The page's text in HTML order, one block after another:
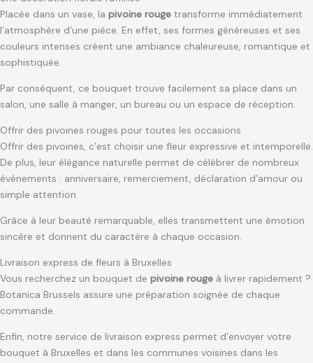
Placée dans un vase, la pivoine rouge transforme immédiatement
l’atmosphère d’une pièce. En effet, ses formes généreuses et ses
couleurs intenses créent une ambiance chaleureuse, romantique et
sophistiquée.
Par conséquent, ce bouquet trouve facilement sa place dans un
salon, une salle à manger, un bureau ou un espace de réception.
Offrir des pivoines rouges pour toutes les occasions
Offrir des pivoines, c’est choisir une fleur expressive et intemporelle.
De plus, leur élégance naturelle permet de célébrer de nombreux
événements : anniversaire, remerciement, déclaration d’amour ou
simple attention.
Grâce à leur beauté remarquable, elles transmettent une émotion
sincère et donnent du caractère à chaque occasion.
Livraison express de fleurs à Bruxelles
Vous recherchez un bouquet de pivoine rouge à livrer rapidement ?
Botanica Brussels assure une préparation soignée de chaque
commande.
Enfin, notre service de livraison express permet d’envoyer votre
bouquet à Bruxelles et dans les communes voisines dans les